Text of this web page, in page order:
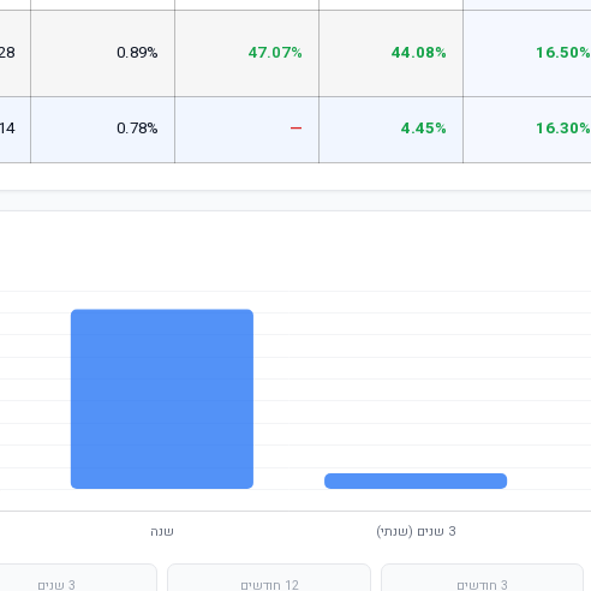
16.50%
44.08%
47.07%
0.89%
16.30%
4.45%
—
0.78%
14
3 חודשים 12 חודשים 3 שנים